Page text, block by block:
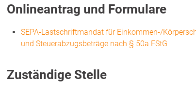
Onlineantrag und Formulare
SEPA-Lastschriftmandat für Einkommen-/
und Steuerabzugsbeträge nach § 50a EStG
Zuständige Stelle